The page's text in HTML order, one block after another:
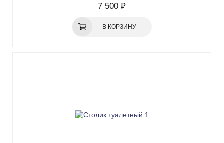
7 500 ₽
В КОРЗИНУ